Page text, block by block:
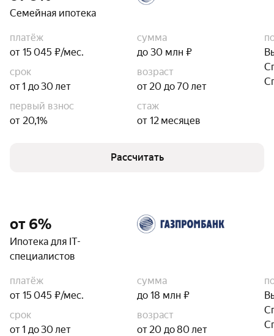
Семейная ипотека
платёж
от 15 045 ₽/мес.
сумма
до 30 млн ₽
срок
от 1 до 30 лет
возраст
от 20 до 70 лет
первый взнос
от 20,1%
стаж
от 12 месяцев
Рассчитать
от 6%
Ипотека для IT-
специалистов
платёж
от 15 045 ₽/мес.
сумма
до 18 млн ₽
срок
от 1 до 30 лет
возраст
от 20 до 80 лет